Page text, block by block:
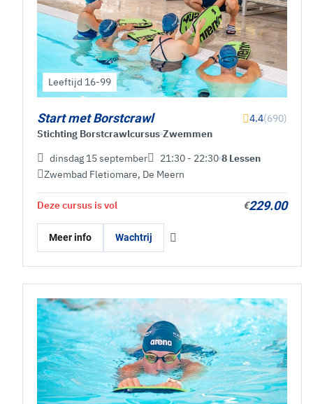
Leeftijd 16-99
Start met Borstcrawl 4.4(690)
Stichting Borstcrawlcursus Zwemmen
dinsdag 15 september
21:30 - 22:30 8 Lessen
Zwembad Fletiomare, De Meern
Deze cursus is vol €229.00
Meer info Wachtrij